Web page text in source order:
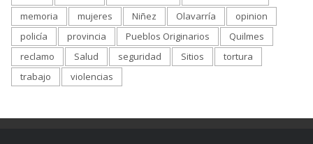
memoria
mujeres Niñez Olavarría
opinion
policía
provincia Pueblos Originarios
Quilmes
reclamo
Salud seguridad Sitios
tortura
trabajo
violencias